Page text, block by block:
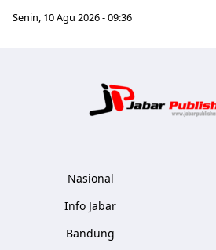
Senin, 10 Agu 2026 - 09:36
Nasional
Info Jabar
Bandung